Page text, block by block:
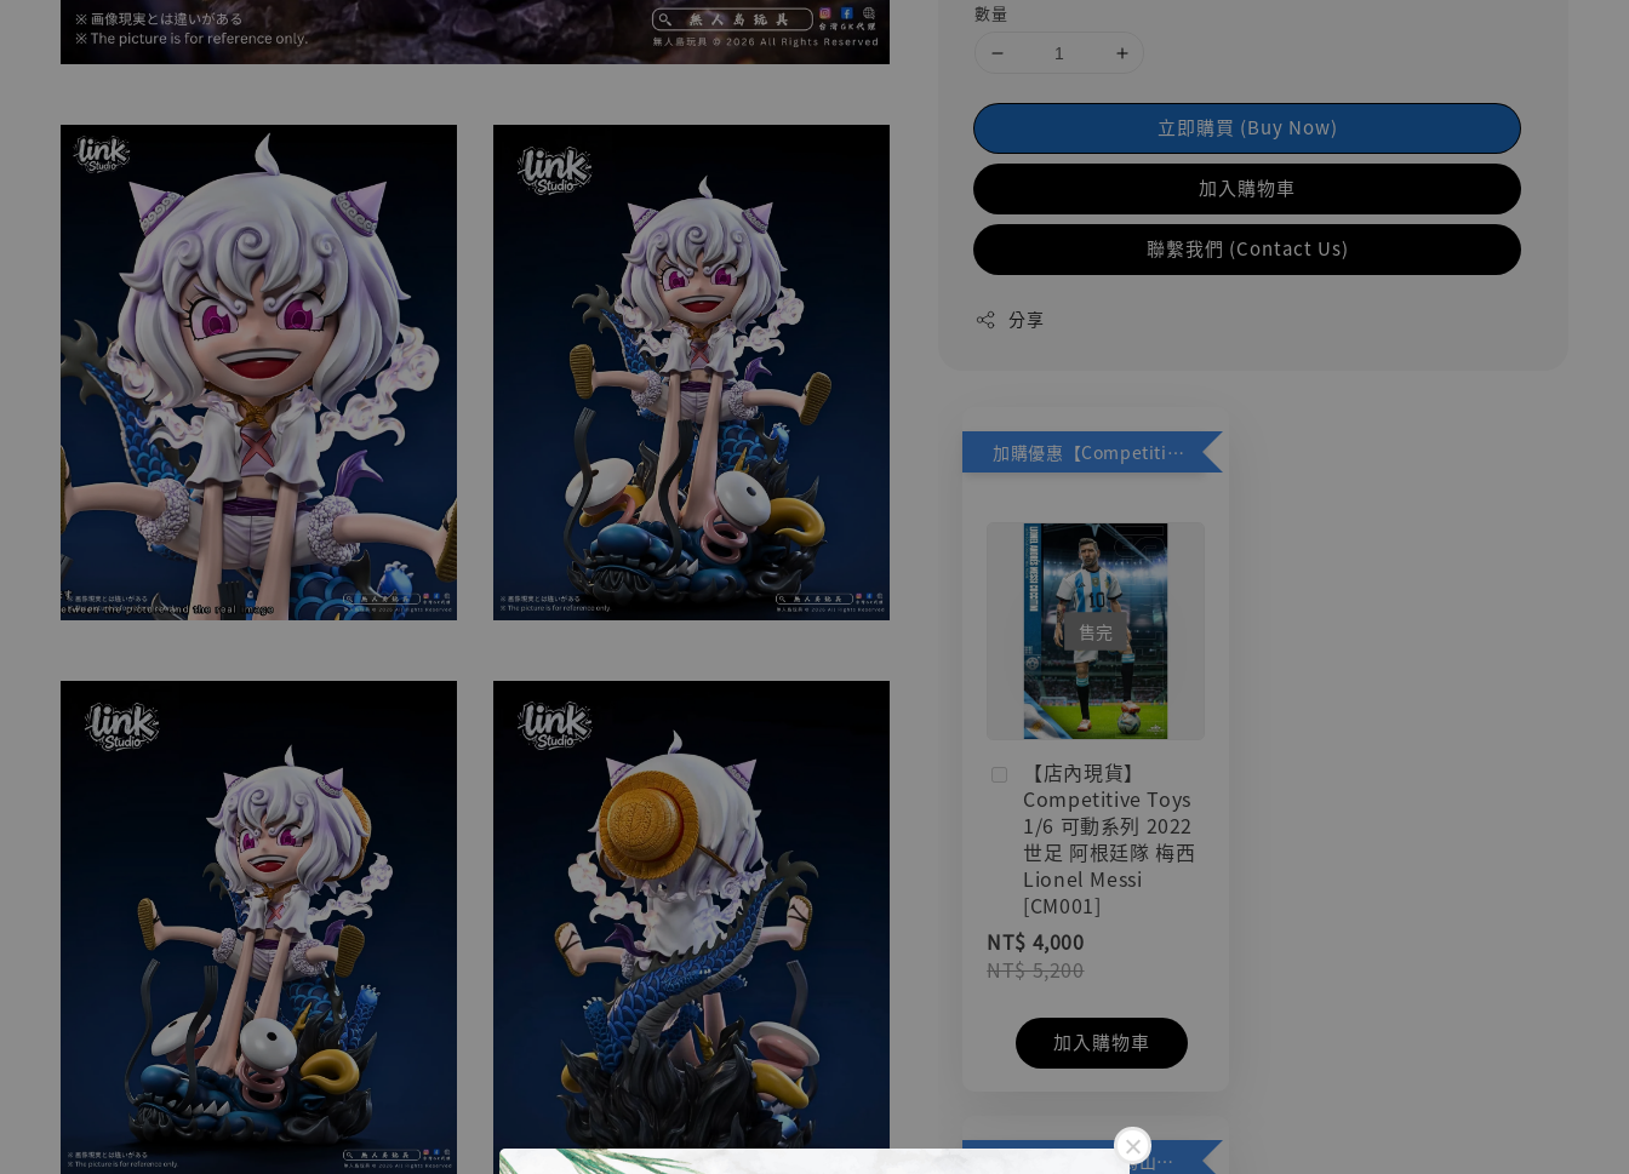
數量
立即購買 (Buy Now)
加入購物車
聯繫我們 (Contact Us)
分享
加購優惠【Competitive Toys 梅西 [CM001]】
售完
【店內現貨】
Competitive Toys
1/6 可動系列 2022
世足 阿根廷隊 梅西
Lionel Messi
[CM001]
NT$ 4,000
NT$ 5,200
加入購物車
加購優惠【悟空 鳥山明紀念款 [奇蹟工作室]】